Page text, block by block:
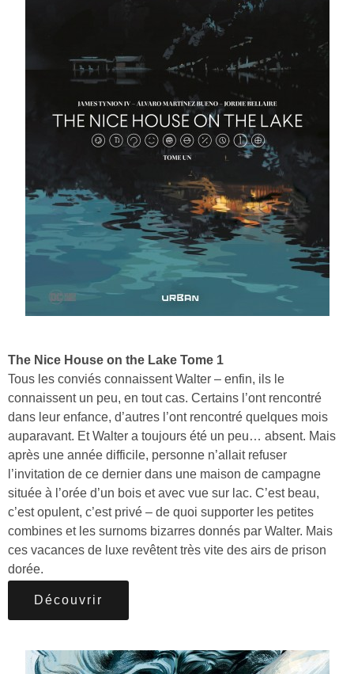
The Nice House on the Lake Tome 1
Tous les conviés connaissent Walter – enfin, ils le
connaissent un peu, en tout cas. Certains l’ont rencontré
dans leur enfance, d’autres l’ont rencontré quelques mois
auparavant. Et Walter a toujours été un peu… absent. Mais
après une année difficile, personne n’allait refuser
l’invitation de ce dernier dans une maison de campagne
située à l’orée d’un bois et avec vue sur lac. C’est beau,
c’est opulent, c’est privé – de quoi supporter les petites
combines et les surnoms bizarres donnés par Walter. Mais
ces vacances de luxe revêtent très vite des airs de prison
dorée.
Découvrir